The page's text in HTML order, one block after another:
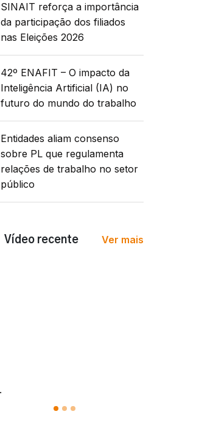
SINAIT reforça a importância
da participação dos filiados
nas Eleições 2026
42º ENAFIT – O impacto da
Inteligência Artificial (IA) no
futuro do mundo do trabalho
Entidades aliam consenso
sobre PL que regulamenta
relações de trabalho no setor
público
Vídeo recente Ver mais